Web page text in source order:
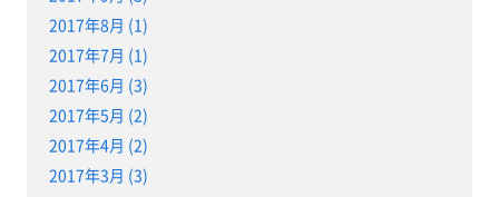
2017年8月 (1)
2017年7月 (1)
2017年6月 (3)
2017年5月 (2)
2017年4月 (2)
2017年3月 (3)